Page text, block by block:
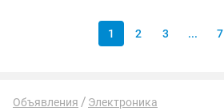
1 2 3 ... 7
Объявления Электроника